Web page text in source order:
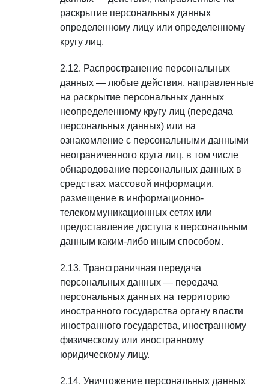
раскрытие персональных данных
определенному лицу или определенному
кругу лиц.
Распространение персональных
данных — любые действия, направленные
на раскрытие персональных данных
неопределенному кругу лиц (передача
персональных данных) или на
ознакомление с персональными данными
неограниченного круга лиц, в том числе
обнародование персональных данных в
средствах массовой информации,
размещение в информационно-
телекоммуникационных сетях или
предоставление доступа к персональным
данным каким-либо иным способом.
Трансграничная передача
персональных данных — передача
персональных данных на территорию
иностранного государства органу власти
иностранного государства, иностранному
физическому или иностранному
юридическому лицу.
Уничтожение персональных данных